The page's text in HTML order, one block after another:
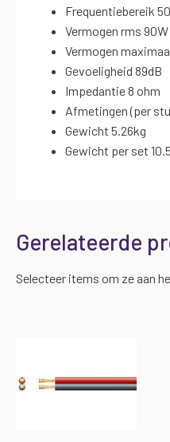
Frequentiebereik
Vermogen rms 90W
Vermogen
Gevoeligheid 89dB
Impedantie 8 ohm
Afmetingen (per
Gewicht 5.26kg
Gewicht per set
Gerelateerde
Selecteer items om ze aan